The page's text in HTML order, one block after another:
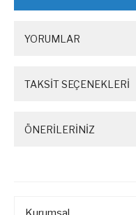
YORUMLAR
TAKSİT SEÇENEKLERİ
ÖNERİLERİNİZ